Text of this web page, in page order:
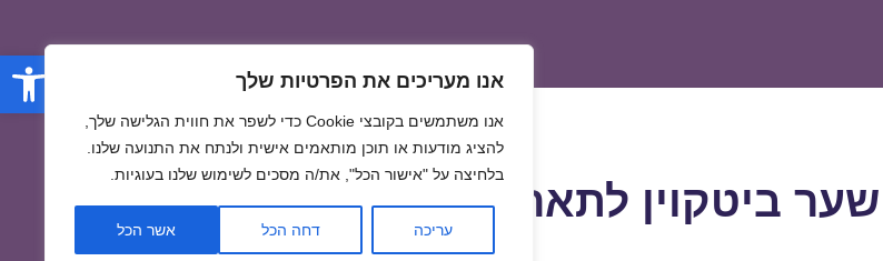
פתח אנו מעריכים את הפרטיות שלך
אנו משתמשים בקובצי Cookie כדי לשפר את חווית הגלישה שלך,
להציג מודעות או תוכן מותאמים אישית ולנתח את התנועה שלנו.
בלחיצה על "אישור הכל", את/ה מסכים לשימוש שלנו בעוגיות.
עריכה דחה הכל אשר הכל
שער ביטקוין לתאריך 20/02/2020